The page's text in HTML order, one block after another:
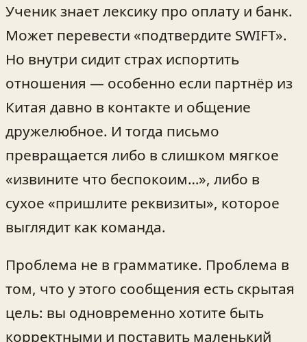
Ученик знает лексику про оплату и банк.
Может перевести «подтвердите SWIFT».
Но внутри сидит страх испортить
отношения — особенно если партнёр из
Китая давно в контакте и общение
дружелюбное. И тогда письмо
превращается либо в слишком мягкое
«извините что беспокоим…», либо в
сухое «пришлите реквизиты», которое
выглядит как команда.
Проблема не в грамматике. Проблема в
том, что у этого сообщения есть скрытая
цель: вы одновременно хотите быть
корректными и поставить маленький